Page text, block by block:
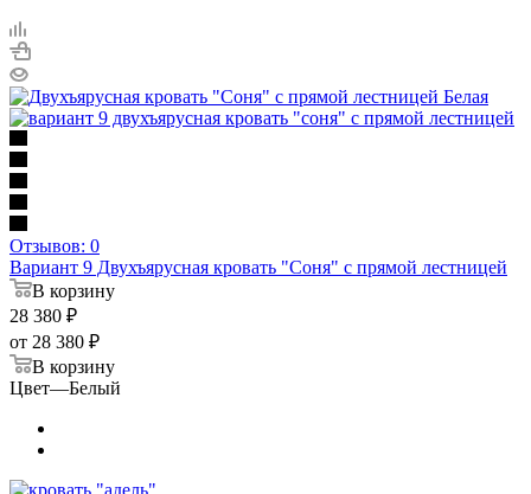
Отзывов: 0
Вариант 9 Двухъярусная кровать "Соня" с прямой лестницей
В корзину
28 380 ₽
от 28 380 ₽
В корзину
Цвет—Белый